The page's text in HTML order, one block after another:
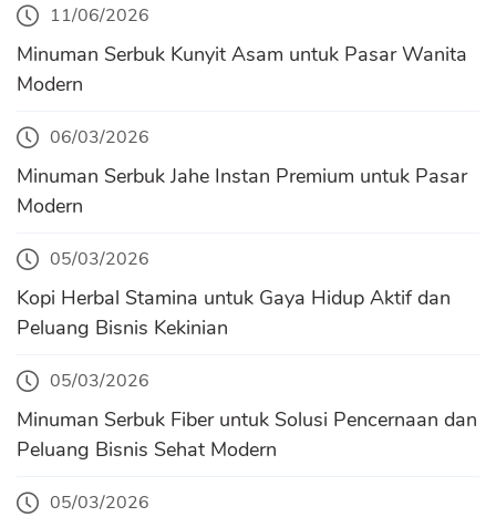
11/06/2026
Minuman Serbuk Kunyit Asam untuk Pasar Wanita
Modern
06/03/2026
Minuman Serbuk Jahe Instan Premium untuk Pasar
Modern
05/03/2026
Kopi Herbal Stamina untuk Gaya Hidup Aktif dan
Peluang Bisnis Kekinian
05/03/2026
Minuman Serbuk Fiber untuk Solusi Pencernaan dan
Peluang Bisnis Sehat Modern
05/03/2026